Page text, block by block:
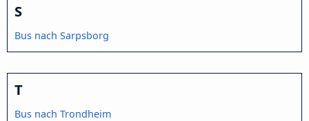
S
Bus nach Sarpsborg
T
Bus nach Trondheim